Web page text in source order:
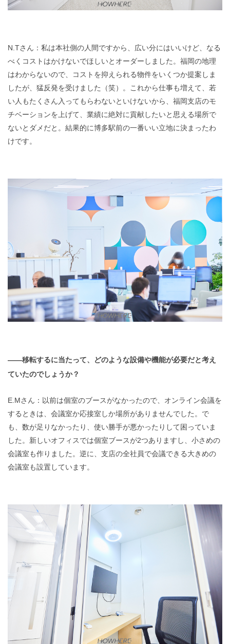
N.Tさん：私は本社側の人間ですから、広い分にはいいけど、なる
べくコストはかけないでほしいとオーダーしました。福岡の地理
はわからないので、コストを抑えられる物件をいくつか提案しま
したが、猛反発を受けました（笑）。これから仕事も増えて、若
い人もたくさん入ってもらわないといけないから、福岡支店のモ
チベーションを上げて、業績に絶対に貢献したいと思える場所で
ないとダメだと。結果的に博多駅前の一番いい立地に決まったわ
けです。
——移転するに当たって、どのような設備や機能が必要だと考え
ていたのでしょうか？
E.Mさん：以前は個室のブースがなかったので、オンライン会議を
するときは、会議室か応接室しか場所がありませんでした。で
も、数が足りなかったり、使い勝手が悪かったりして困っていま
した。新しいオフィスでは個室ブースが2つありますし、小さめの
会議室も作りました。逆に、支店の全社員で会議できる大きめの
会議室も設置しています。